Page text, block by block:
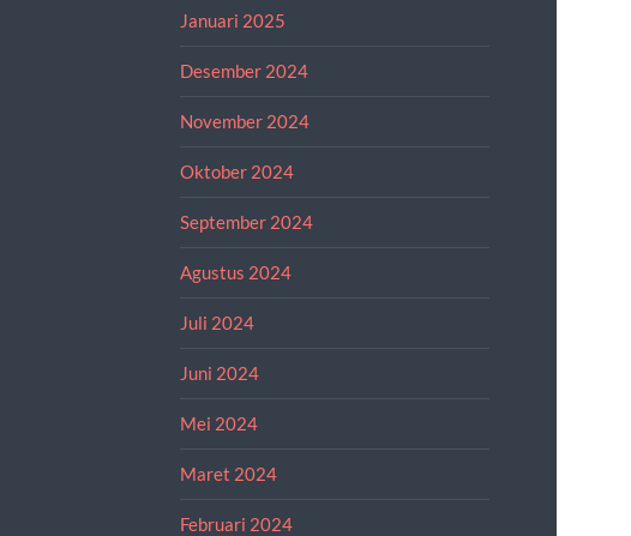
Januari 2025
Desember 2024
November 2024
Oktober 2024
September 2024
Agustus 2024
Juli 2024
Juni 2024
Mei 2024
Maret 2024
Februari 2024